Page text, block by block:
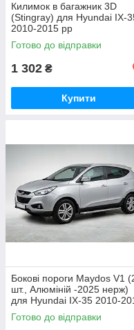
Килимок в багажник 3D
(Stingray) для Hyundai IX-
2010-2015 рр
Готово до відправки
1 302 ₴
Купити
Бокові пороги Maydos V1
шт., Алюміній -2025 нерж)
для Hyundai IX-35 2010-
рр
Готово до відправки